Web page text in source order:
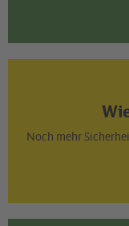
Noch mehr